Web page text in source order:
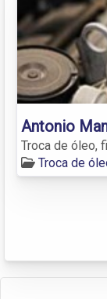
Antonio
Troca de óleo,
Troca de